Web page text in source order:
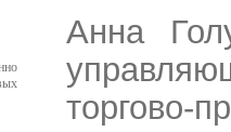
Анна
торгово-